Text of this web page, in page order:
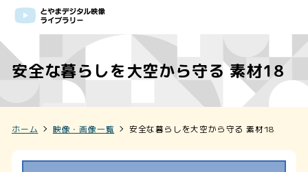
安全な暮らしを大空から守る 素材18
ホーム 映像・画像一覧 安全な暮らしを大空から守る 素材18